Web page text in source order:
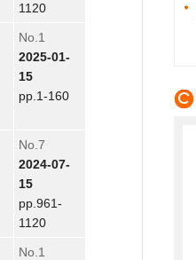
1120
No.1
2025-01-
15
pp.1-160
No.7
2024-07-
15
pp.961-
1120
No.1